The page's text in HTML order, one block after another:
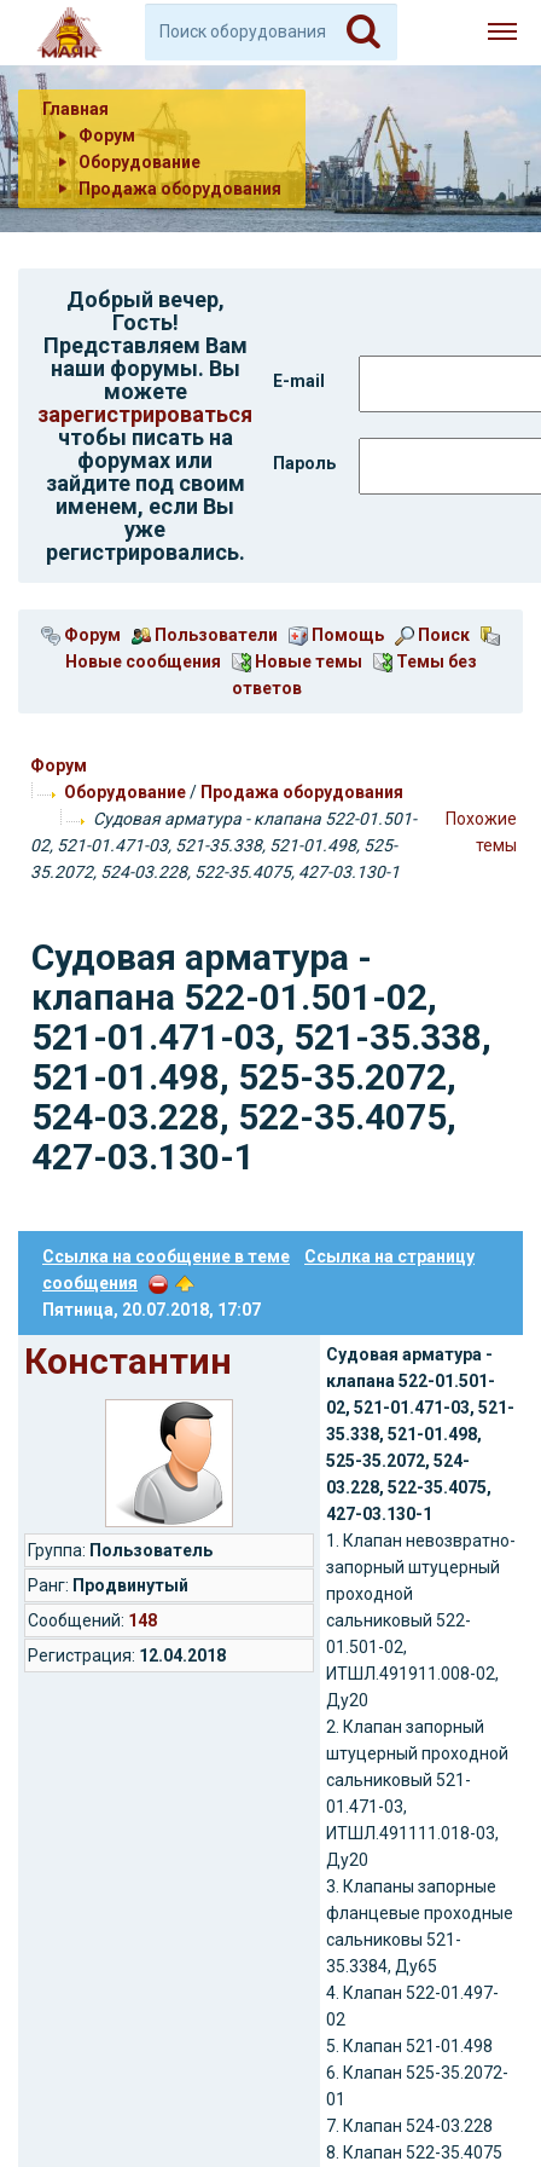
Главная
Форум
Оборудование
Продажа оборудования
Добрый вечер,
Гость!
Представляем Вам
наши форумы. Вы
можете
зарегистрироваться
чтобы писать на
форумах или
зайдите под своим
именем, если Вы
уже
регистрировались.
E-mail
Пароль
Форум Пользователи Помощь
Поиск
Новые сообщения
Новые темы
Темы без
ответов
Форум
Оборудование/ Продажа оборудования
Судовая арматура - клапана 522-01.501-
02, 521-01.471-03, 521-35.338, 521-01.498, 525-
35.2072, 524-03.228, 522-35.4075, 427-03.130-1
Похожие
темы
Судовая арматура -
клапана 522-01.501-02,
521-01.471-03, 521-35.338,
521-01.498, 525-35.2072,
524-03.228, 522-35.4075,
427-03.130-1
Ссылка на сообщение в теме
Ссылка на страницу
сообщения
Пятница, 20.07.2018, 17:07
Константин
Группа: Пользователь
Ранг: Продвинутый
Cообщений: 148
Регистрация: 12.04.2018
Судовая арматура -
клапана 522-01.501-
02, 521-01.471-03, 521-
35.338, 521-01.498,
525-35.2072, 524-
03.228, 522-35.4075,
427-03.130-1
1. Клапан невозвратно-
запорный штуцерный
проходной
сальниковый 522-
01.501-02,
ИТШЛ.491911.008-02,
Ду20
2. Клапан запорный
штуцерный проходной
сальниковый 521-
01.471-03,
ИТШЛ.491111.018-03,
Ду20
3. Клапаны запорные
фланцевые проходные
сальниковы 521-
35.3384, Ду65
4. Клапан 522-01.497-
02
5. Клапан 521-01.498
6. Клапан 525-35.2072-
01
7. Клапан 524-03.228
8. Клапан 522-35.4075